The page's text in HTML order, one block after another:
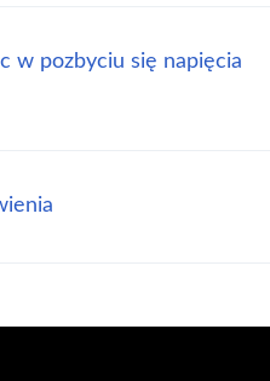
w pozbyciu się napięcia